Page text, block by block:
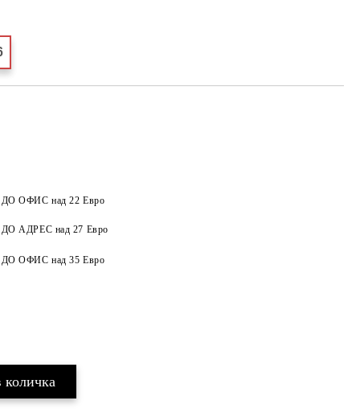
ДО ОФИС над 22 Евро
ДО АДРЕС над 27 Евро
ДО ОФИС над 35 Евро